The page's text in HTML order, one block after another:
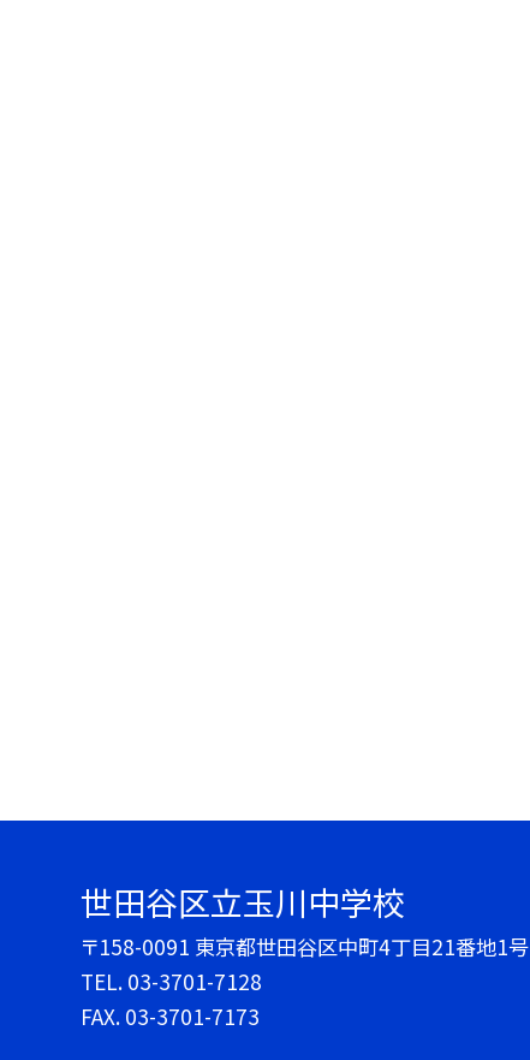
世田谷区立玉川中学校
〒158-0091 東京都世田谷区中町4丁目21番地1号
TEL. 03-3701-7128
FAX. 03-3701-7173